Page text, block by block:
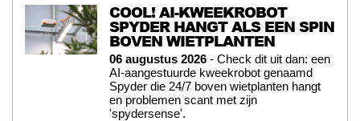
COOL! AI-KWEEKROBOT
SPYDER HANGT ALS EEN SPIN
BOVEN WIETPLANTEN
06 augustus 2026 - Check dit uit dan: een
AI-aangestuurde kweekrobot genaamd
Spyder die 24/7 boven wietplanten hangt
en problemen scant met zijn
'spydersense'.